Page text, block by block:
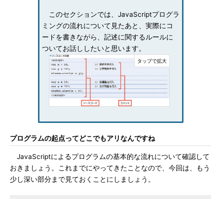
このセクションでは、JavaScriptプログラ
ミングの流れについて見たあと、実際にコ
ードを書きながら、記述に関するルールに
ついてお話ししたいと思います。
プログラムの起点ってどこでもアリなんですね
JavaScriptによるプログラムの基本的な流れについて確認して
おきましょう。これまでにやってきたことなので、今回は、もう
少し深い部分まで見ておくことにしましょう。